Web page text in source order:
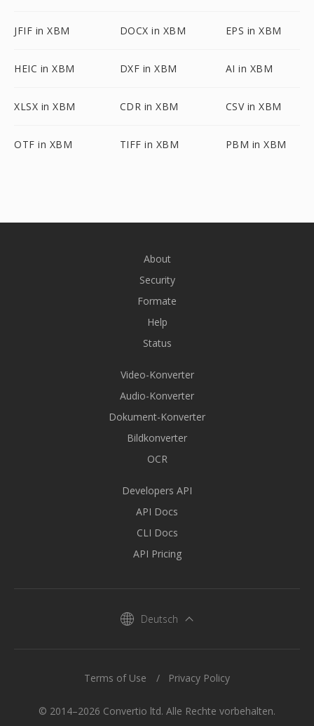
JFIF in XBM DOCX in XBM EPS in XBM
HEIC in XBM DXF in XBM AI in XBM
XLSX in XBM CDR in XBM CSV in XBM
OTF in XBM TIFF in XBM PBM in XBM
About
Security
Formate
Help
Status
Video-Konverter
Audio-Konverter
Dokument-Konverter
Bildkonverter
OCR
Developers API
API Docs
CLI Docs
API Pricing
Deutsch
© 2014–2026 Convertio ltd. Alle Rechte vorbehalten.
Terms of Use Privacy Policy